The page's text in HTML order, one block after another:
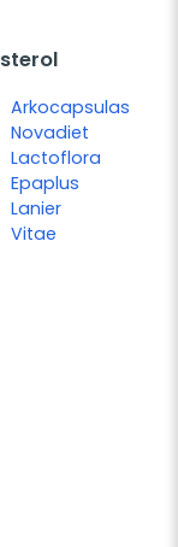
Arkocapsulas
Novadiet
Lactoflora
Epaplus
Lanier
Vitae